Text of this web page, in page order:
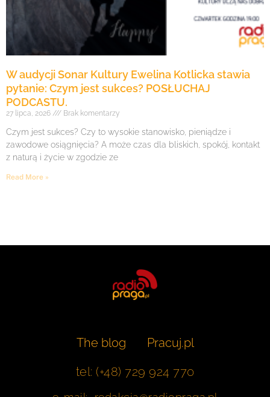
W audycji Sonar Kultury Ewelina Kotlicka stawia
pytanie: Czym jest sukces? POSŁUCHAJ
PODCASTU.
27 lipca, 2026 Brak komentarzy
Czym jest sukces? Czy to wysokie stanowisko, pieniądze i
zawodowe osiągnięcia? A może czas dla bliskich, spokój, kontakt
z naturą i życie w zgodzie ze
Read More »
The blog
Pracuj.pl
tel: (+48) 729 924 770